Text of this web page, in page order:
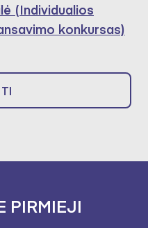
(Individualios
konkursas)
PIRMIEJI